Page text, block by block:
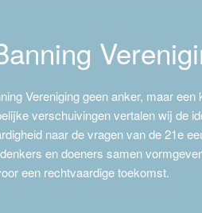
Vereniging geen anker, maar
verschuivingen vertalen wij de
naar de vragen van de 21e
en doeners samen
een rechtvaardige toekomst.